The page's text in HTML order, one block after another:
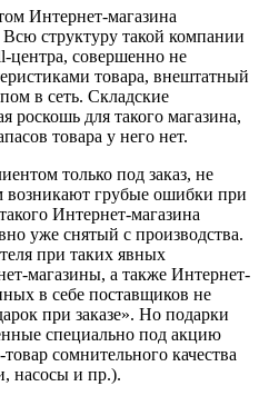
Интернет-магазина
структуру такой компании
центра, совершенно не
товара, внештатный
в сеть. Складские
роскошь для такого магазина,
товара у него нет.
только под заказ, не
возникают грубые ошибки при
Интернет-магазина
уже снятый с производства.
при таких явных
магазины, а также Интернет-
в себе поставщиков не
при заказе». Но подарки
специально под акцию
сомнительного качества
насосы и пр.).